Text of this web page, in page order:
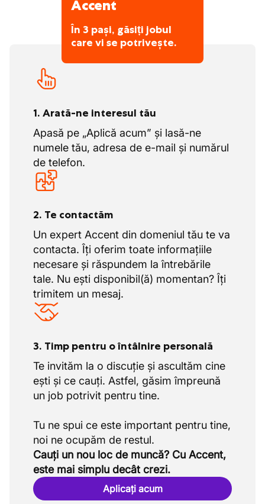
Accent
În 3 pași, găsiți jobul
care vi se potrivește.
1. Arată-ne interesul tău
Apasă pe „Aplică acum” și lasă-ne
numele tău, adresa de e-mail și numărul
de telefon.
2. Te contactăm
Un expert Accent din domeniul tău te va
contacta. Îți oferim toate informațiile
necesare și răspundem la întrebările
tale. Nu ești disponibil(ă) momentan? Îți
trimitem un mesaj.
3. Timp pentru o întâlnire personală
Te invităm la o discuție și ascultăm cine
ești și ce cauți. Astfel, găsim împreună
un job potrivit pentru tine.
Tu ne spui ce este important pentru tine,
Cauți un nou loc de muncă? Cu Accent,
este mai simplu decât crezi.
Aplicați acum